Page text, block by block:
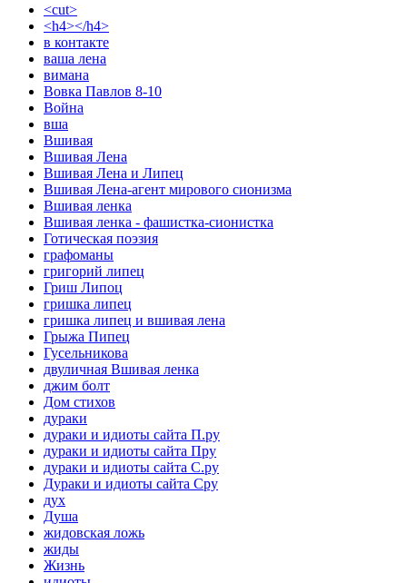
<cut>
<h4></h4>
в контакте
ваша лена
вимана
Вовка Павлов 8-10
Война
вша
Вшивая
Вшивая Лена
Вшивая Лена и Липец
Вшивая Лена-агент мирового сионизма
Вшивая ленка
Вшивая ленка - фашистка-сионистка
Готическая поэзия
графоманы
григорий липец
Гриш Липоц
гришка липец
гришка липец и вшивая лена
Грыжа Пипец
Гусельникова
двуличная Вшивая ленка
джим болт
Дом стихов
дураки
дураки и идиоты сайта П.ру
дураки и идиоты сайта Пру
дураки и идиоты сайта С.ру
Дураки и идиоты сайта Сру
дух
Душа
жидовская ложь
жиды
Жизнь